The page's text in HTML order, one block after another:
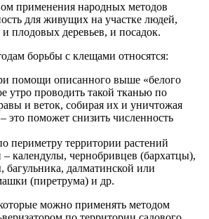
применения народных методов
для живущих на участке людей,
плодовых деревьев, и посадок.
борьбы с клещами относятся:
помощи описанного выше «белого
утро проводить такой тканью по
и веток, собирая их и уничтожая
это поможет снизить численность
периметру территории растений
календулы, чернобривцев (бархатцы),
багульника, далматинской или
(пиретрума) и др.
можно применять методом